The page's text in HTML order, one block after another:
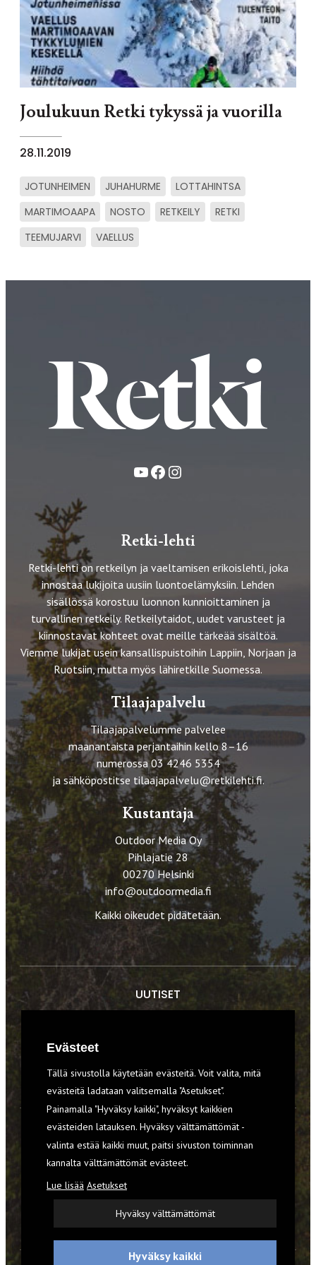
Joulukuun Retki tykyssä ja vuorilla
28.11.2019
JOTUNHEIMEN JUHAHURME
LOTTAHINTSA
MARTIMOAAPA
NOSTO RETKEILY
RETKI
TEEMUJARVI
VAELLUS
YouTube
FacebookInstagram
Retki-lehti
Retki-lehti on retkeilyn ja vaeltamisen erikoislehti, joka
innostaa lukijoita uusiin luontoelämyksiin. Lehden
sisällössä korostuu luonnon kunnioittaminen ja
turvallinen retkeily. Retkeilytaidot, uudet varusteet ja
kiinnostavat kohteet ovat meille tärkeää sisältöä.
Viemme lukijat usein kansallispuistoihin Lappiin, Norjaan ja
Ruotsiin, mutta myös lähiretkille Suomessa.
Tilaajapalvelu
Tilaajapalvelumme palvelee
maanantaista perjantaihin kello 8–16
numerossa 03 4246 5354
ja sähköpostitse tilaajapalvelu@retkilehti.fi.
Kustantaja
Outdoor Media Oy
Pihlajatie 28
00270 Helsinki
info@outdoormedia.fi
Kaikki oikeudet pidätetään.
UUTISET
VARUSTEET
TILAA RETKI-LEHTI
YHTEYSTIEDOT
REKISTERISELOSTE
EVÄSTEET
Evästeet
Tällä sivustolla käytetään evästeitä. Voit valita, mitä
evästeitä ladataan valitsemalla "Asetukset".
Painamalla "Hyväksy kaikki", hyväksyt kaikkien
evästeiden latauksen. Hyväksy välttämättömät -
valinta estää kaikki muut, paitsi sivuston toiminnan
kannalta välttämättömät evästeet.
Lue lisää Asetukset
Hyväksy välttämättömät
Hyväksy kaikki